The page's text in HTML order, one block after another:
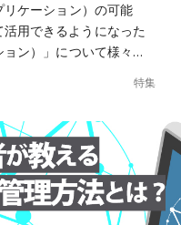
ケーション）の可能
用できるようになった
ョン）」について様々…
特集